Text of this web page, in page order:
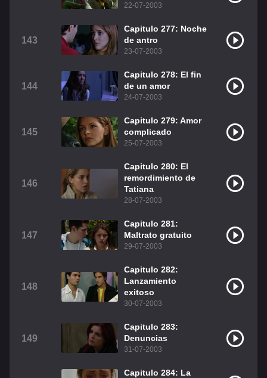
22-07-2003
143
Capitulo 277: Noche
de antro
23-07-2003
144
Capitulo 278: El fin
de un amor
24-07-2003
145
Capitulo 279: Amor
complicado
25-07-2003
146
Capitulo 280: El
remordimiento de
Tatiana
28-07-2003
147
Capitulo 281:
Maltrato gratuito
29-07-2003
148
Capitulo 282:
Lanzamiento
exitoso
30-07-2003
149
Capitulo 283:
Denuncias
31-07-2003
Capitulo 284: La